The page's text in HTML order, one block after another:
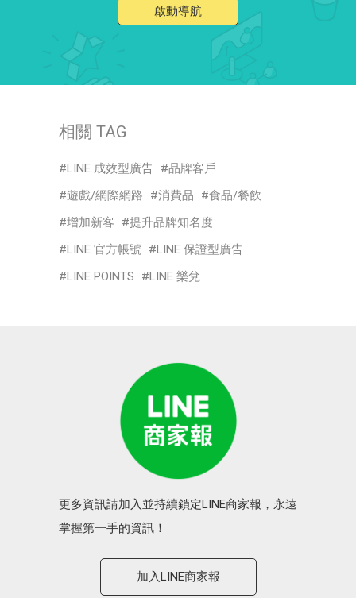
啟動導航
相關 TAG
LINE 成效型廣告
品牌客戶
遊戲/網際網路
消費品
食品/餐飲
增加新客
提升品牌知名度
LINE 官方帳號
LINE 保證型廣告
LINE POINTS
LINE 樂兌
更多資訊請加入並持續鎖定LINE商家報，永遠
掌握第一手的資訊！
加入LINE商家報